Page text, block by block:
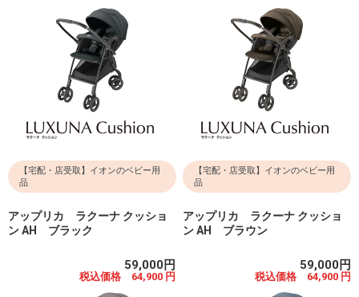
【宅配・店受取】イオンのベビー用
品
アップリカ ラクーナ クッショ
ン AH ブラック
59,000円
税込価格 64,900 円
【宅配・店受取】イオンのベビー用
品
アップリカ ラクーナ クッショ
ン AH ブラウン
59,000円
税込価格 64,900 円